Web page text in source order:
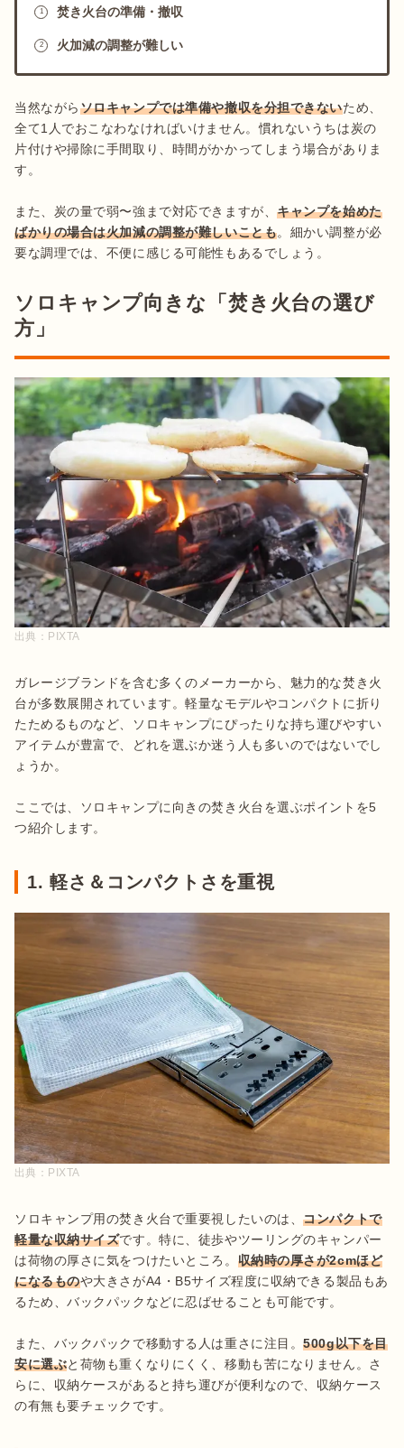
1 焚き火台の準備・撤収
2 火加減の調整が難しい
当然ながらソロキャンプでは準備や撤収を分担できないため、
全て1人でおこなわなければいけません。慣れないうちは炭の
片付けや掃除に手間取り、時間がかかってしまう場合がありま
す。
また、炭の量で弱〜強まで対応できますが、キャンプを始めた
ばかりの場合は火加減の調整が難しいことも。細かい調整が必
要な調理では、不便に感じる可能性もあるでしょう。
ソロキャンプ向きな「焚き火台の選び
方」
出典： PIXTA
ガレージブランドを含む多くのメーカーから、魅力的な焚き火
台が多数展開されています。軽量なモデルやコンパクトに折り
たためるものなど、ソロキャンプにぴったりな持ち運びやすい
アイテムが豊富で、どれを選ぶか迷う人も多いのではないでし
ょうか。
ここでは、ソロキャンプに向きの焚き火台を選ぶポイントを5
つ紹介します。
1. 軽さ＆コンパクトさを重視
出典： PIXTA
ソロキャンプ用の焚き火台で重要視したいのは、コンパクトで
軽量な収納サイズです。特に、徒歩やツーリングのキャンパー
は荷物の厚さに気をつけたいところ。 収納時の厚さが2cmほど
になるものや大きさがA4・B5サイズ程度に収納できる製品もあ
るため、バックパックなどに忍ばせることも可能です。
また、バックパックで移動する人は重さに注目。500g以下を目
安に選ぶと荷物も重くなりにくく、移動も苦になりません。さ
らに、収納ケースがあると持ち運びが便利なので、収納ケース
の有無も要チェックです。